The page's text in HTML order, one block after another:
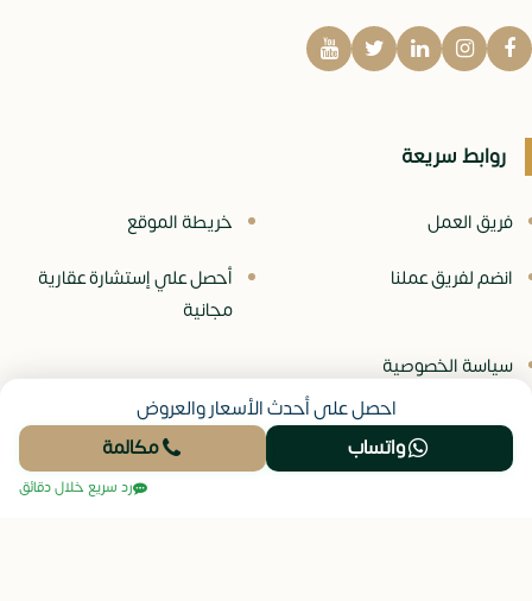
روابط سريعة
فريق العمل
خريطة الموقع
انضم لفريق عملنا
أحصل علي إستشارة عقارية
مجانية
سياسة الخصوصية
© جميع الحقوق محفوظة -موقع نيو عقار
احصل على أحدث الأسعار والعروض
واتساب
مكالمة
رد سريع خلال دقائق